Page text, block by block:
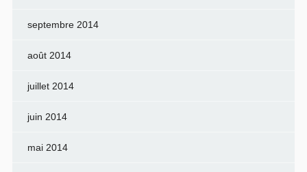
septembre 2014
août 2014
juillet 2014
juin 2014
mai 2014